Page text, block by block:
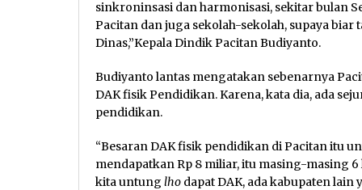
sinkroninsasi dan harmonisasi, sekitar bulan
Pacitan dan juga sekolah-sekolah, supaya
Dinas,”Kepala Dindik Pacitan Budiyanto.
Budiyanto lantas mengatakan sebenarnya
DAK fisik Pendidikan. Karena, kata dia, ada
pendidikan.
“Besaran DAK fisik pendidikan di Pacitan itu
mendapatkan Rp 8 miliar, itu masing-masing
kita untung lho dapat DAK, ada kabupaten lain